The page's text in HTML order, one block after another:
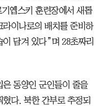
옙스키 훈련장에서 새롭
이나로의 배치를 준비하
담겨 있다”며 28초짜리
동양인 군인들이 줄을
다. 북한 간부로 추정되